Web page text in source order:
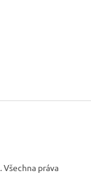
. Všechna práva